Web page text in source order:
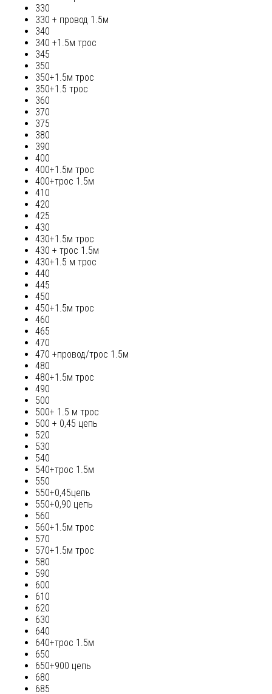
330
330 + провод 1.5м
340
340 +1.5м трос
345
350
350+1.5м трос
350+1.5 трос
360
370
375
380
390
400
400+1.5м трос
400+трос 1.5м
410
420
425
430
430+1.5м трос
430 + трос 1.5м
430+1.5 м трос
440
445
450
450+1.5м трос
460
465
470
470 +провод/трос 1.5м
480
480+1.5м трос
490
500
500+ 1.5 м трос
500 + 0,45 цепь
520
530
540
540+трос 1.5м
550
550+0,45цепь
550+0,90 цепь
560
560+1.5м трос
570
570+1.5м трос
580
590
600
610
620
630
640
640+трос 1.5м
650
650+900 цепь
680
685